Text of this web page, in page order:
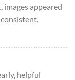
images appeared
helpful